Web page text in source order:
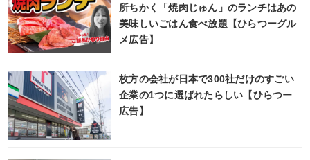
所ちかく「焼肉じゅん」のランチはあの
美味しいごはん食べ放題【ひらつーグル
メ広告】
枚方の会社が日本で300社だけのすごい
企業の1つに選ばれたらしい【ひらつー
広告】